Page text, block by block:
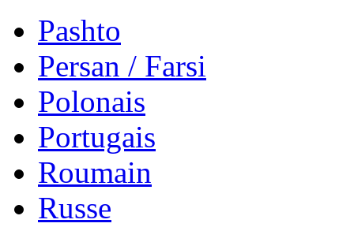
Pashto
Persan / Farsi
Polonais
Portugais
Roumain
Russe